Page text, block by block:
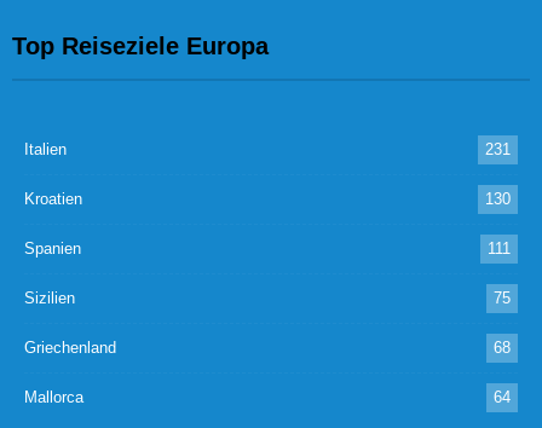
Top Reiseziele Europa
Italien 231
Kroatien 130
Spanien 111
Sizilien 75
Griechenland 68
Mallorca 64